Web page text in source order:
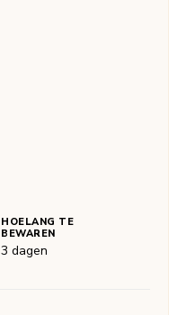
HOELANG TE
BEWAREN
3 dagen